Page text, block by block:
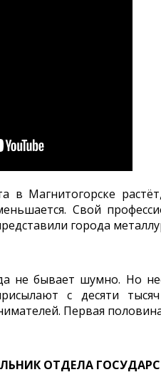
в Магнитогорске
Свой
города
не бывает шумно. Но
с десяти
Первая
ОТДЕЛА